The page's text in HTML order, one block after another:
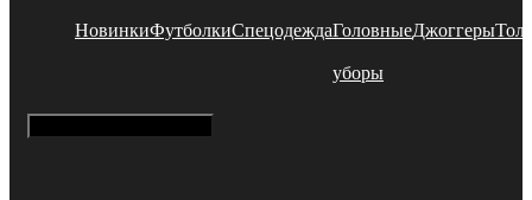
НовинкиФутболкиСпецодеждаГоловные
уборы
Джоггеры